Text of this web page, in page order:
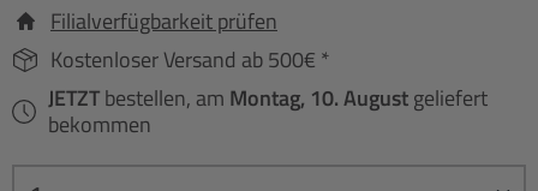
Filialverfügbarkeit prüfen
Kostenloser Versand ab 500€ *
JETZTbestellen, am Montag, 10. Augustgeliefert
bekommen